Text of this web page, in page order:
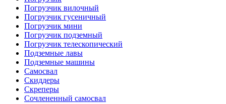
Погрузчик вилочный
Погрузчик гусеничный
Погрузчик мини
Погрузчик подземный
Погрузчик телескопический
Подземные лавы
Подземные машины
Самосвал
Скиддеры
Скреперы
Сочлененный самосвал